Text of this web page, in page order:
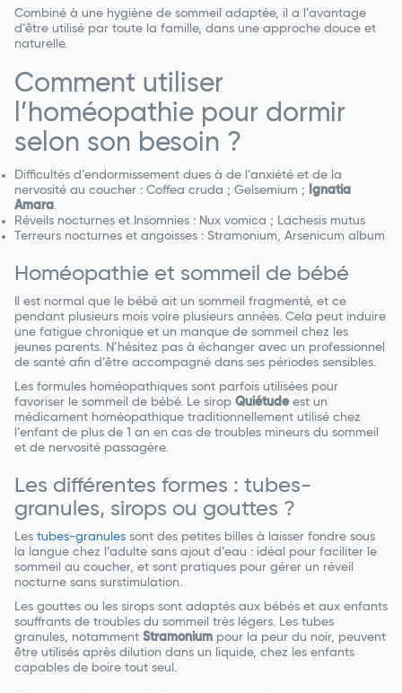
Combiné à une hygiène de sommeil adaptée, il a l’avantage
d’être utilisé par toute la famille, dans une approche douce et
naturelle.
Comment utiliser
l’homéopathie pour dormir
selon son besoin ?
Difficultés d’endormissement dues à de l’anxiété et de la
nervosité au coucher : Coffea cruda ; Gelsemium ; Ignatia
Amara.
Réveils nocturnes et Insomnies : Nux vomica ; Lachesis mutus
Terreurs nocturnes et angoisses : Stramonium, Arsenicum album
Homéopathie et sommeil de bébé
Il est normal que le bébé ait un sommeil fragmenté, et ce
pendant plusieurs mois voire plusieurs années. Cela peut induire
une fatigue chronique et un manque de sommeil chez les
jeunes parents. N’hésitez pas à échanger avec un professionnel
de santé afin d’être accompagné dans ses périodes sensibles.
Les formules homéopathiques sont parfois utilisées pour
favoriser le sommeil de bébé. Le sirop Quiétude est un
médicament homéopathique traditionnellement utilisé chez
l’enfant de plus de 1 an en cas de troubles mineurs du sommeil
et de nervosité passagère.
Les différentes formes : tubes-
granules, sirops ou gouttes ?
Les tubes-granules sont des petites billes à laisser fondre sous
la langue chez l’adulte sans ajout d’eau : idéal pour faciliter le
sommeil au coucher, et sont pratiques pour gérer un réveil
nocturne sans surstimulation.
Les gouttes ou les sirops sont adaptés aux bébés et aux enfants
souffrants de troubles du sommeil très légers. Les tubes
granules, notamment Stramonium pour la peur du noir, peuvent
être utilisés après dilution dans un liquide, chez les enfants
capables de boire tout seul.